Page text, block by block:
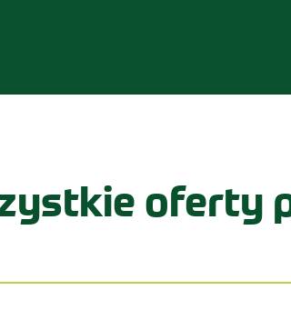
oferty